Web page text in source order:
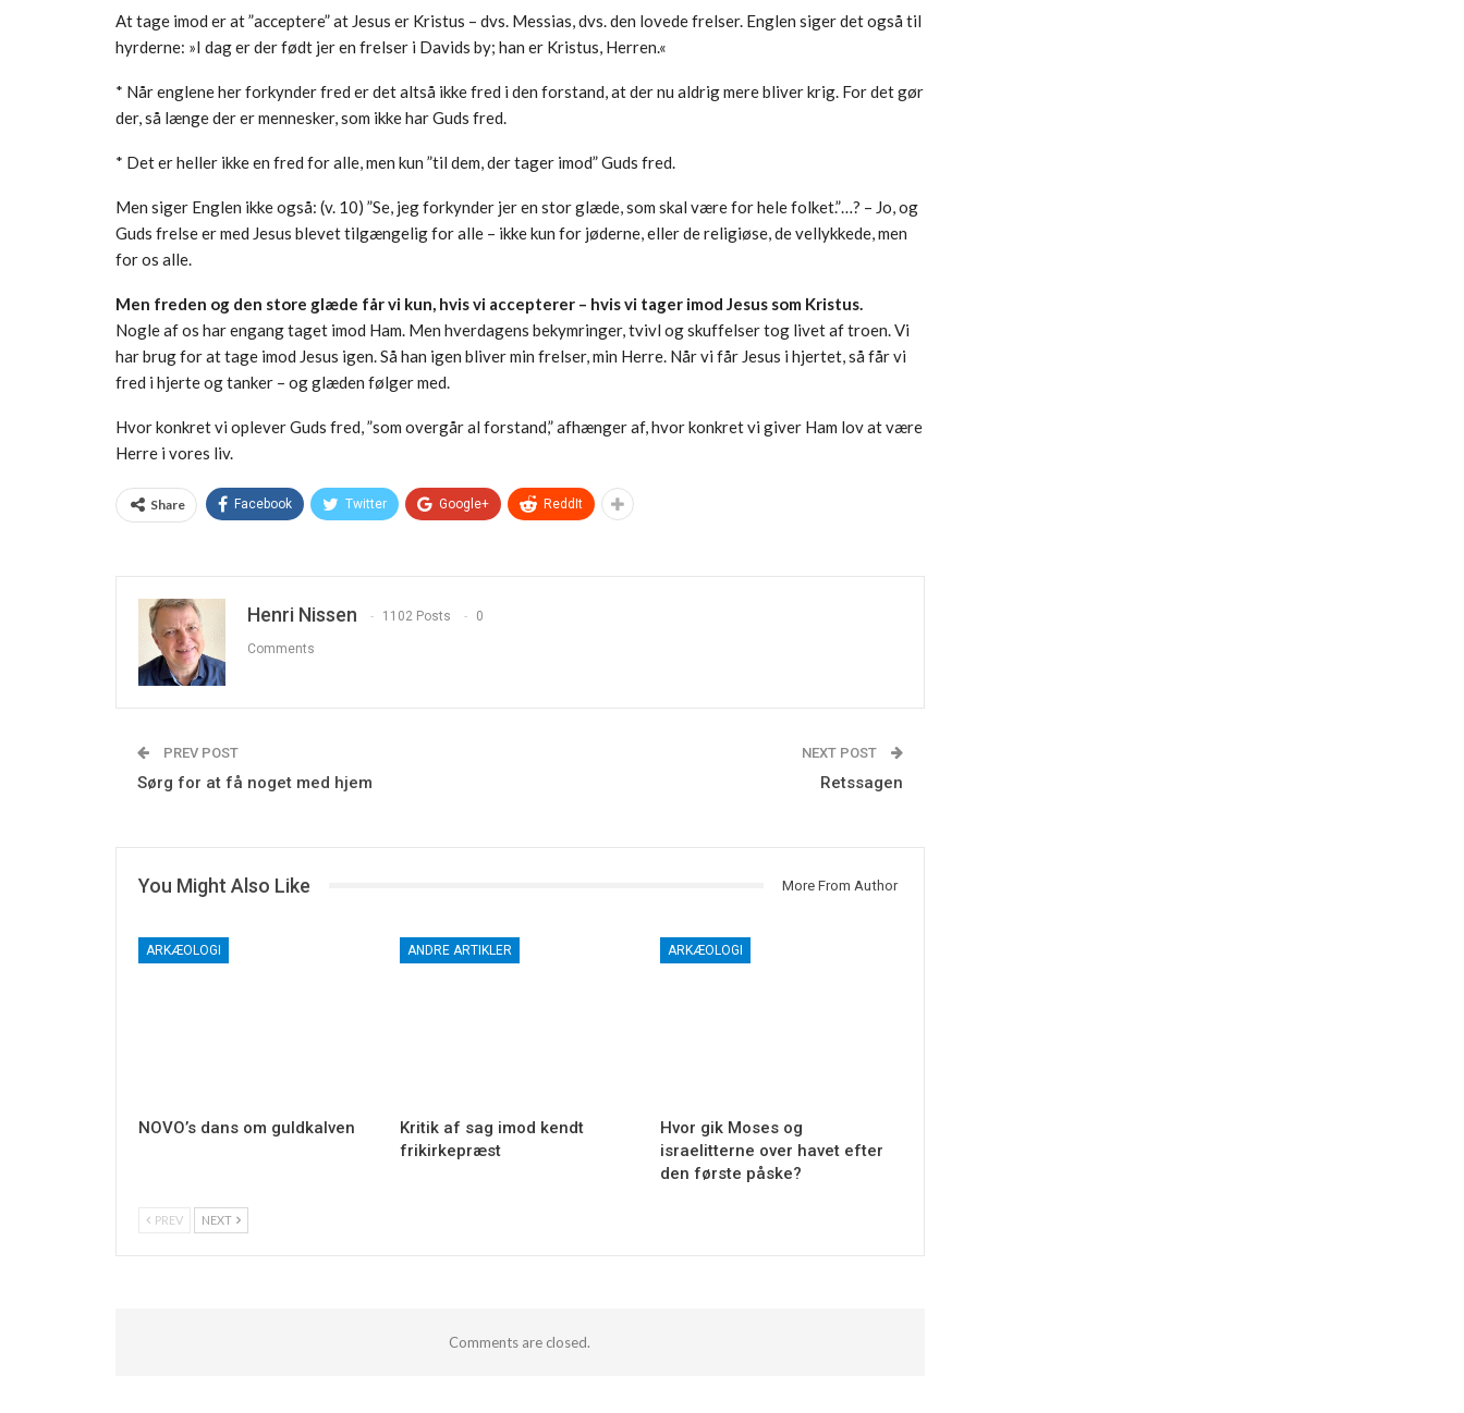
At tage imod er at ”acceptere” at Jesus er Kristus – dvs. Messias, dvs. den lovede frelser. Englen siger det også til
hyrderne: »I dag er der født jer en frelser i Davids by; han er Kristus, Herren.«
* Når englene her forkynder fred er det altså ikke fred i den forstand, at der nu aldrig mere bliver krig. For det gør
der, så længe der er mennesker, som ikke har Guds fred.
* Det er heller ikke en fred for alle, men kun ”til dem, der tager imod” Guds fred.
Men siger Englen ikke også: (v. 10) ”Se, jeg forkynder jer en stor glæde, som skal være for hele folket.”…? – Jo, og
Guds frelse er med Jesus blevet tilgængelig for alle – ikke kun for jøderne, eller de religiøse, de vellykkede, men
for os alle.
Men freden og den store glæde får vi kun, hvis vi accepterer – hvis vi tager imod Jesus som Kristus.
Nogle af os har engang taget imod Ham. Men hverdagens bekymringer, tvivl og skuffelser tog livet af troen. Vi
har brug for at tage imod Jesus igen. Så han igen bliver min frelser, min Herre. Når vi får Jesus i hjertet, så får vi
fred i hjerte og tanker – og glæden følger med.
Hvor konkret vi oplever Guds fred, ”som overgår al forstand,” afhænger af, hvor konkret vi giver Ham lov at være
Herre i vores liv.
Share Facebook Twitter Google+ ReddIt
Henri Nissen 1102 Posts 0
Comments
PREV POST
Sørg for at få noget med hjem
NEXT POST
Retssagen
You Might Also Like More From Author
ARKÆOLOGI
NOVO’s dans om guldkalven
ANDRE ARTIKLER
Kritik af sag imod kendt
frikirkepræst
ARKÆOLOGI
Hvor gik Moses og
israelitterne over havet efter
den første påske?
PREV NEXT
Comments are closed.